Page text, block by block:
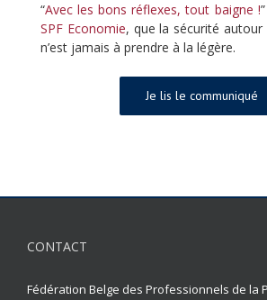
“Avec les bons réflexes, tout baigne !
SPF Economie, que la sécurité autour
n’est jamais à prendre à la légère.
Je lis le communiqué
CONTACT
Fédération Belge des Professionnels de la